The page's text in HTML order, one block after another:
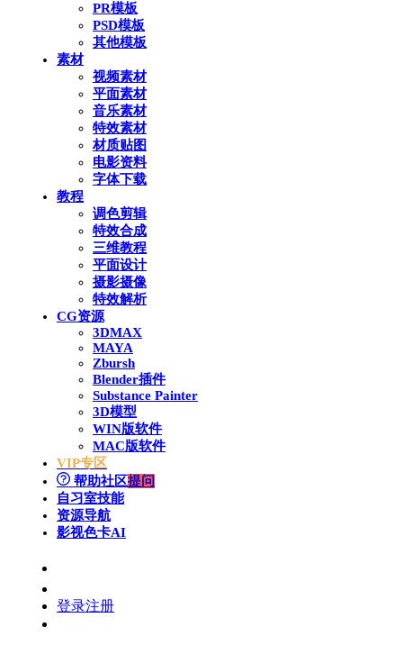
PR模板
PSD模板
其他模板
素材
视频素材
平面素材
音乐素材
特效素材
材质贴图
电影资料
字体下载
教程
调色剪辑
特效合成
三维教程
平面设计
摄影摄像
特效解析
CG资源
3DMAX
MAYA
Zbursh
Blender插件
Substance Painter
3D模型
WIN版软件
MAC版软件
VIP专区
帮助社区提问
自习室技能
资源导航
影视色卡AI
登录注册